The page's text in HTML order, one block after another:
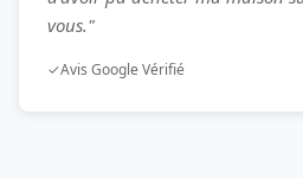
vous."
✓Avis Google Vérifié